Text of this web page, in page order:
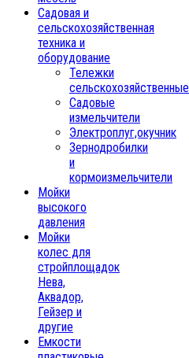
Садовая и
сельскохозяйственная
техника и
оборудование
Тележки
сельскохозяйственные
Садовые
измельчители
Электроплуг,окучник
Зернодробилки
и
кормоизмельчители
Мойки
высокого
давления
Мойки
колес для
стройплощадок
Нева,
Аквадор,
Гейзер и
другие
Емкости